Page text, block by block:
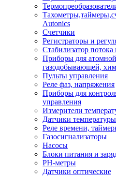
Autonics
Счетчики
Регистраторы и
Стабилизатор потока
Приборы для
газодобывающей,
Пульты управления
Реле фаз, напряжения
Приборы для
управления
Измерители
Датчики температуры
Реле времени,
Газосигнализаторы
Насосы
Блоки питания и
PH-метры
Датчики оптические